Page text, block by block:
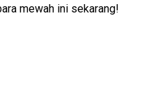
mewah ini sekarang!